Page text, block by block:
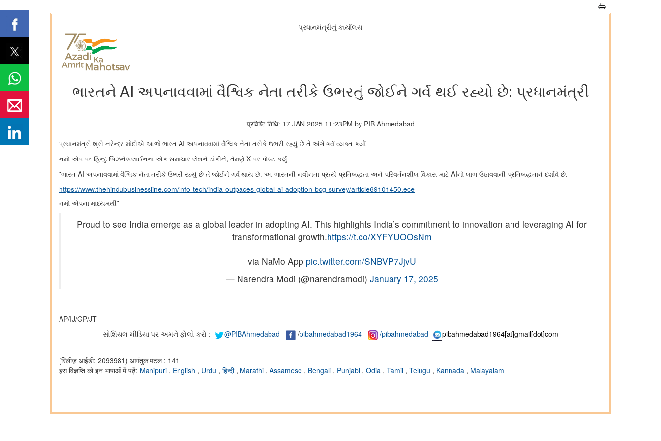
પ્રધાનમંત્રીનું કાર્યાલય
ભારતને AI અપનાવવામાં વૈશ્વિક નેતા તરીકે ઉભરતું જોઈને ગર્વ થઈ રહ્યો છે: પ્રધાનમંત્રી
प्रविष्टि तिथि: 17 JAN 2025 11:23PM by PIB Ahmedabad
પ્રધાનમંત્રી શ્રી નરેન્દ્ર મોદીએ આજે ​​ભારત AI અપનાવવામાં વૈશ્વિક નેતા તરીકે ઉભરી રહ્યું છે તે અંગે ગર્વ વ્યક્ત કર્યો.
નમો એપ પર હિન્દુ બિઝનેસલાઈનના એક સમાચાર લેખને ટાંકીને, તેમણે X પર પોસ્ટ કર્યું:
"ભારત AI અપનાવવામાં વૈશ્વિક નેતા તરીકે ઉભરી રહ્યું છે તે જોઈને ગર્વ થાય છે. આ ભારતની નવીનતા પ્રત્યે પ્રતિબદ્ધતા અને પરિવર્તનશીલ વિકાસ માટે AIનો લાભ ઉઠાવવાની પ્રતિબદ્ધતાને દર્શાવે છે.
https://www.thehindubusinessline.com/info-tech/india-outpaces-global-ai-adoption-bcg-survey/article69101450.ece
નમો એપના માધ્યમથી"
Proud to see India emerge as a global leader in adopting AI. This highlights India’s commitment to innovation and leveraging AI for
transformational growth.https://t.co/XYFYUOOsNm
via NaMo App pic.twitter.com/SNBVP7JjvU
— Narendra Modi (@narendramodi) January 17, 2025
AP/IJ/GP/JT
સોશિયલ મીડિયા પર અમને ફોલો કરો :
@PIBAhmedabad /pibahmedabad1964 /pibahmedabad pibahmedabad1964[at]gmail[dot]com
(रिलीज़ आईडी: 2093981) आगंतुक पटल : 141
इस विज्ञप्ति को इन भाषाओं में पढ़ें: Manipuri , English , Urdu , हिन्दी , Marathi , Assamese , Bengali , Punjabi , Odia , Tamil , Telugu , Kannada , Malayalam